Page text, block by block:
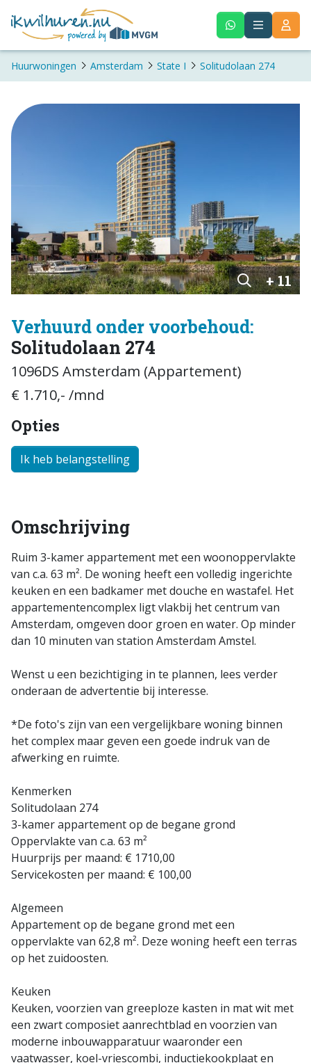
Huurwoningen Amsterdam State I Solitudolaan 274
+ 11
Verhuurd onder voorbehoud:
Solitudolaan 274
1096DS Amsterdam (Appartement)
€ 1.710,- /mnd
Opties
Ik heb belangstelling
Omschrijving
Ruim 3-kamer appartement met een woonoppervlakte
van c.a. 63 m². De woning heeft een volledig ingerichte
keuken en een badkamer met douche en wastafel. Het
appartementencomplex ligt vlakbij het centrum van
Amsterdam, omgeven door groen en water. Op minder
dan 10 minuten van station Amsterdam Amstel.
Wenst u een bezichtiging in te plannen, lees verder
onderaan de advertentie bij interesse.
*De foto's zijn van een vergelijkbare woning binnen
het complex maar geven een goede indruk van de
afwerking en ruimte.
Kenmerken
Solitudolaan 274
3-kamer appartement op de begane grond
Oppervlakte van c.a. 63 m²
Huurprijs per maand: € 1710,00
Servicekosten per maand: € 100,00
Algemeen
Appartement op de begane grond met een
oppervlakte van 62,8 m². Deze woning heeft een terras
op het zuidoosten.
Keuken
Keuken, voorzien van greeploze kasten in mat wit met
een zwart composiet aanrechtblad en voorzien van
moderne inbouwapparatuur waaronder een
vaatwasser, koel-vriescombi, inductiekookplaat en